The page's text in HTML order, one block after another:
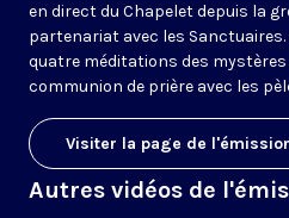
en direct du Chapelet depuis la
partenariat avec les Sanctuaires.
quatre méditations des mystères
communion de prière avec les
Visiter la page de
Autres vidéos de